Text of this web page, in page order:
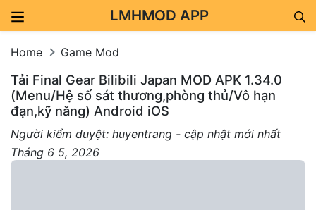
LMHMOD APP
Home Game Mod
Tải Final Gear Bilibili Japan MOD APK 1.34.0
(Menu/Hệ số sát thương,phòng thủ/Vô hạn
đạn,kỹ năng) Android iOS
Người kiểm duyệt: huyentrang - cập nhật mới nhất
Tháng 6 5, 2026